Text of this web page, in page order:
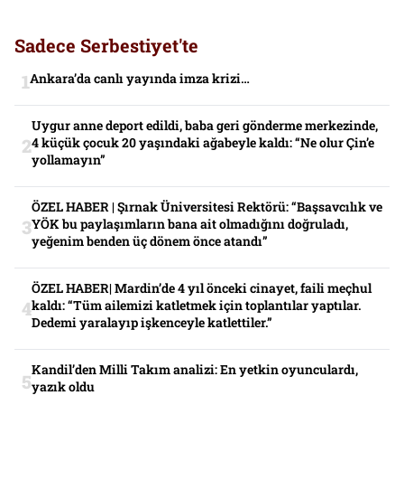
Sadece Serbestiyet'te
Ankara’da canlı yayında imza krizi…
Uygur anne deport edildi, baba geri gönderme merkezinde,
4 küçük çocuk 20 yaşındaki ağabeyle kaldı: “Ne olur Çin’e
yollamayın”
ÖZEL HABER | Şırnak Üniversitesi Rektörü: “Başsavcılık ve
YÖK bu paylaşımların bana ait olmadığını doğruladı,
yeğenim benden üç dönem önce atandı”
ÖZEL HABER| Mardin’de 4 yıl önceki cinayet, faili meçhul
kaldı: “Tüm ailemizi katletmek için toplantılar yaptılar.
Dedemi yaralayıp işkenceyle katlettiler.”
Kandil’den Milli Takım analizi: En yetkin oyunculardı,
yazık oldu